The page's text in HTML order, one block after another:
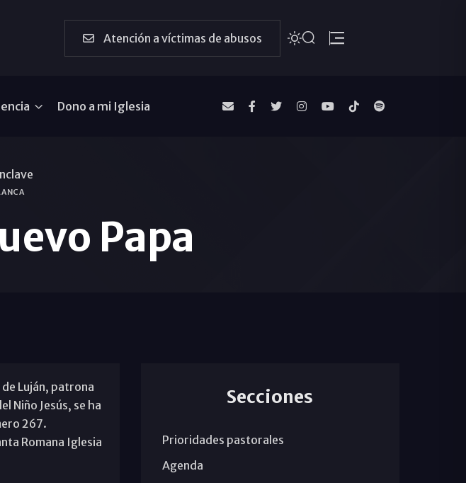
Atención a víctimas de abusos
Dono a mi Iglesia
Papa
Luján, patrona
Niño Jesús, se ha
267.
Romana Iglesia
Secciones
Prioridades pastorales
Agenda